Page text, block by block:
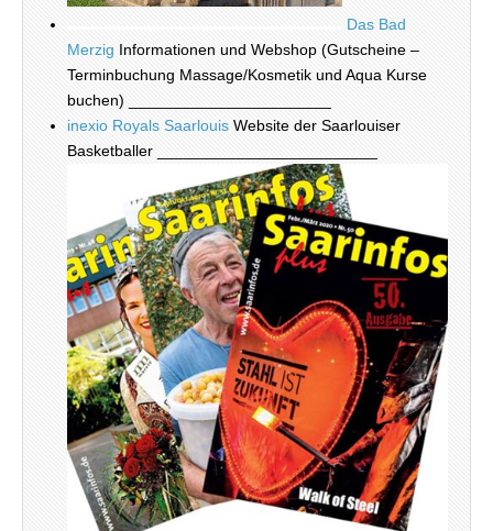
Das Bad
Merzig Informationen und Webshop (Gutscheine –
Terminbuchung Massage/Kosmetik und Aqua Kurse
buchen) _______________________
inexio Royals Saarlouis Website der Saarlouiser
Basketballer _________________________